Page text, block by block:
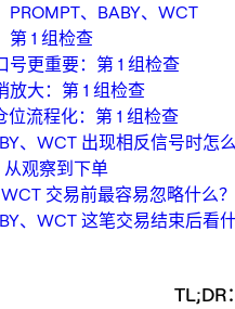
、BABY、WCT
第 1 组检查
号更重要：第 1 组检查
放大：第 1 组检查
流程化：第 1 组检查
、WCT 出现相反信号时怎
观察到下单
交易前最容易忽略什么？
、WCT 这笔交易结束后看
TL;DR